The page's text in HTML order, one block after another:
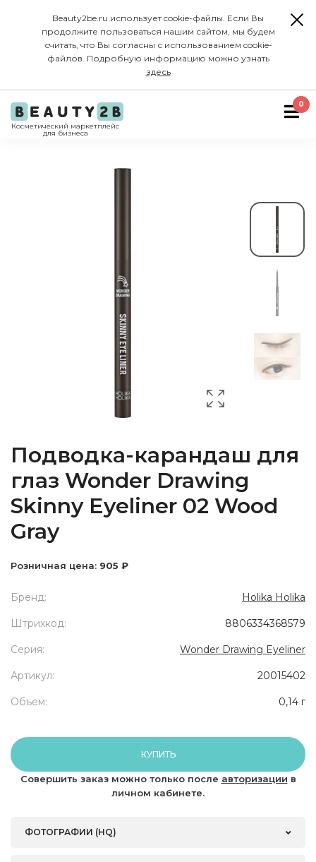
Beauty2be.ru использует cookie-файлы. Если Вы
продолжите пользоваться нашим сайтом, мы будем
считать, что Вы согласны с использованием cookie-
файлов. Подробную информацию можно узнать
здесь
Косметический маркетплейс
для бизнеса
0
Подводка-карандаш для
глаз Wonder Drawing
Skinny Eyeliner 02 Wood
Gray
Розничная цена: 905 ₽
Бренд: Holika Holika
Штрихкод: 8806334368579
Серия: Wonder Drawing Eyeliner
Артикул: 20015402
Объем: 0,14 г
КУПИТЬ
Совершить заказ можно только после авторизации в
личном кабинете.
ФОТОГРАФИИ (HQ)